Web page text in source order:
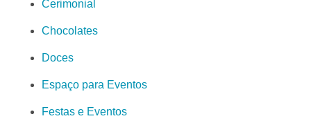
Cerimonial
Chocolates
Doces
Espaço para Eventos
Festas e Eventos